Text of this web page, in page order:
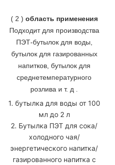
(2 ) область применения
Подходит для производства
ПЭТ-бутылок для воды,
бутылок для газированных
напитков, бутылок для
среднетемпературного
розлива и т. д
1. бутылка для воды от 100
мл до 2 л
2. Бутылка ПЭТ для сока/
холодного чая/
энергетического напитка/
газированного напитка с